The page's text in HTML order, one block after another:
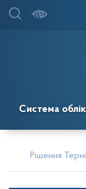
Система
Рішення